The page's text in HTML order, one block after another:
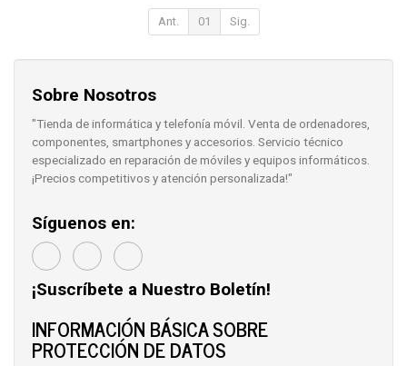
Ant. 01 Sig.
Sobre Nosotros
"Tienda de informática y telefonía móvil. Venta de ordenadores,
componentes, smartphones y accesorios. Servicio técnico
especializado en reparación de móviles y equipos informáticos.
¡Precios competitivos y atención personalizada!"
Síguenos en:
¡Suscríbete a Nuestro Boletín!
INFORMACIÓN BÁSICA SOBRE
PROTECCIÓN DE DATOS